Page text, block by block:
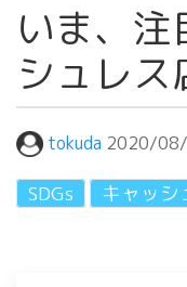
いま、注
シュレ
tokuda 2020/
SDGs キャッシ